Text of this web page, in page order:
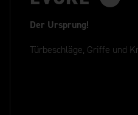
Der Ursprung!
Türbeschläge, Griffe und